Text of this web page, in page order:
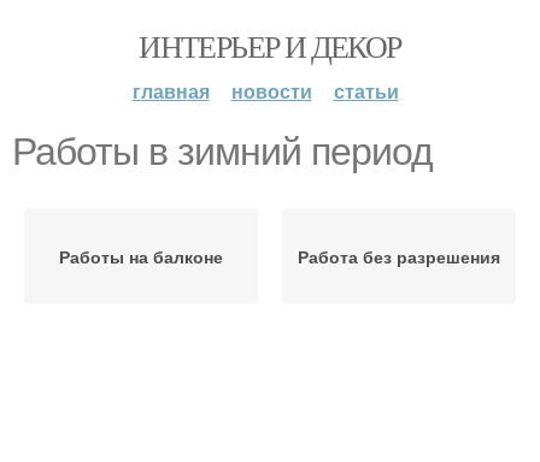
ИНТЕРЬЕР И ДЕКОР
главная новости статьи
Работы в зимний период
Работы на балконе Работа без разрешения